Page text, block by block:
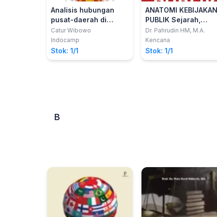
Analisis hubungan
pusat-daerah di
indonesia
Catur Wibowo
Indocamp
Stok: 1/1
ANATOMI KEBIJAKAN
PUBLIK Sejarah,
Konsepsi, Analisis,
dan Inovasi
Dr. Pahrudin HM, M.A.
Kencana
Stok: 1/1
B